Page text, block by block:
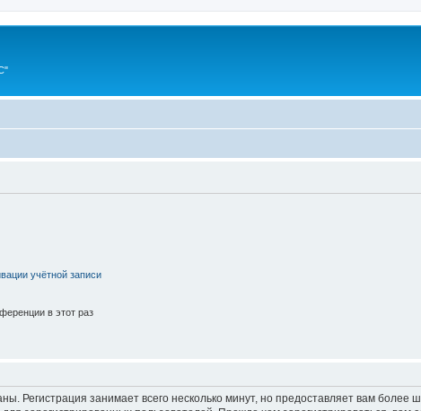
учётной записи
в этот раз
Регистрация занимает всего несколько минут, но предоставляет вам